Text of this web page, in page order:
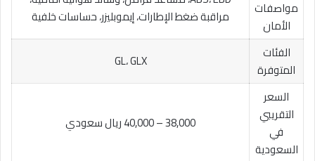
مواصفات
الأمان
مراقبة ضغط الإطارات، إيموبليزر، حساسات خلفية
الفئات
المتوفرة
GL، GLX
السعر
التقريبي
في
السعودية
38,000 – 40,000 ريال سعودي